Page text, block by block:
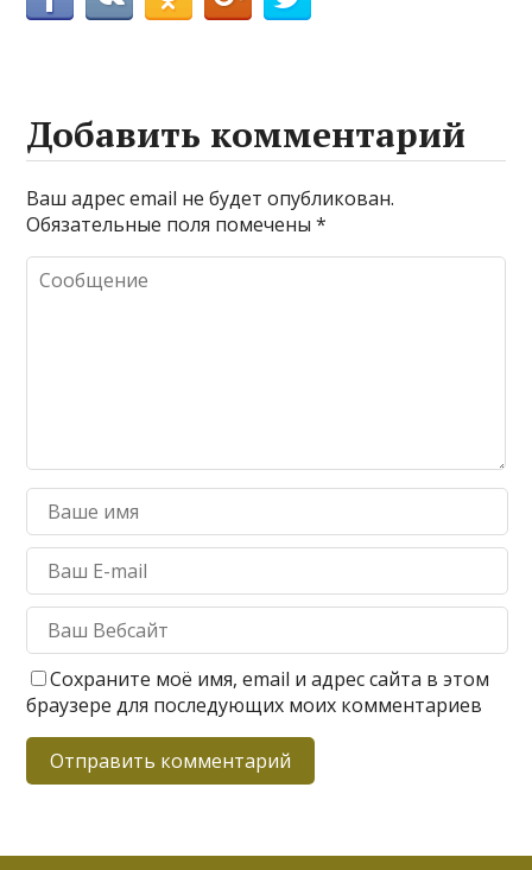
Добавить комментарий
Ваш адрес email не будет опубликован.
Обязательные поля помечены*
Сохраните моё имя, email и адрес сайта в этом
браузере для последующих моих комментариев